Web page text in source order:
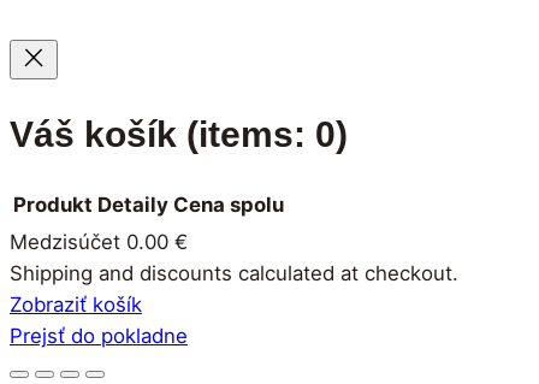
Váš košík (items: 0)
Produkty
v
košíku
Produkt Detaily Cena spolu
Medzisúčet 0.00 €
Shipping and discounts calculated at checkout.
Zobraziť košík
Prejsť do pokladne